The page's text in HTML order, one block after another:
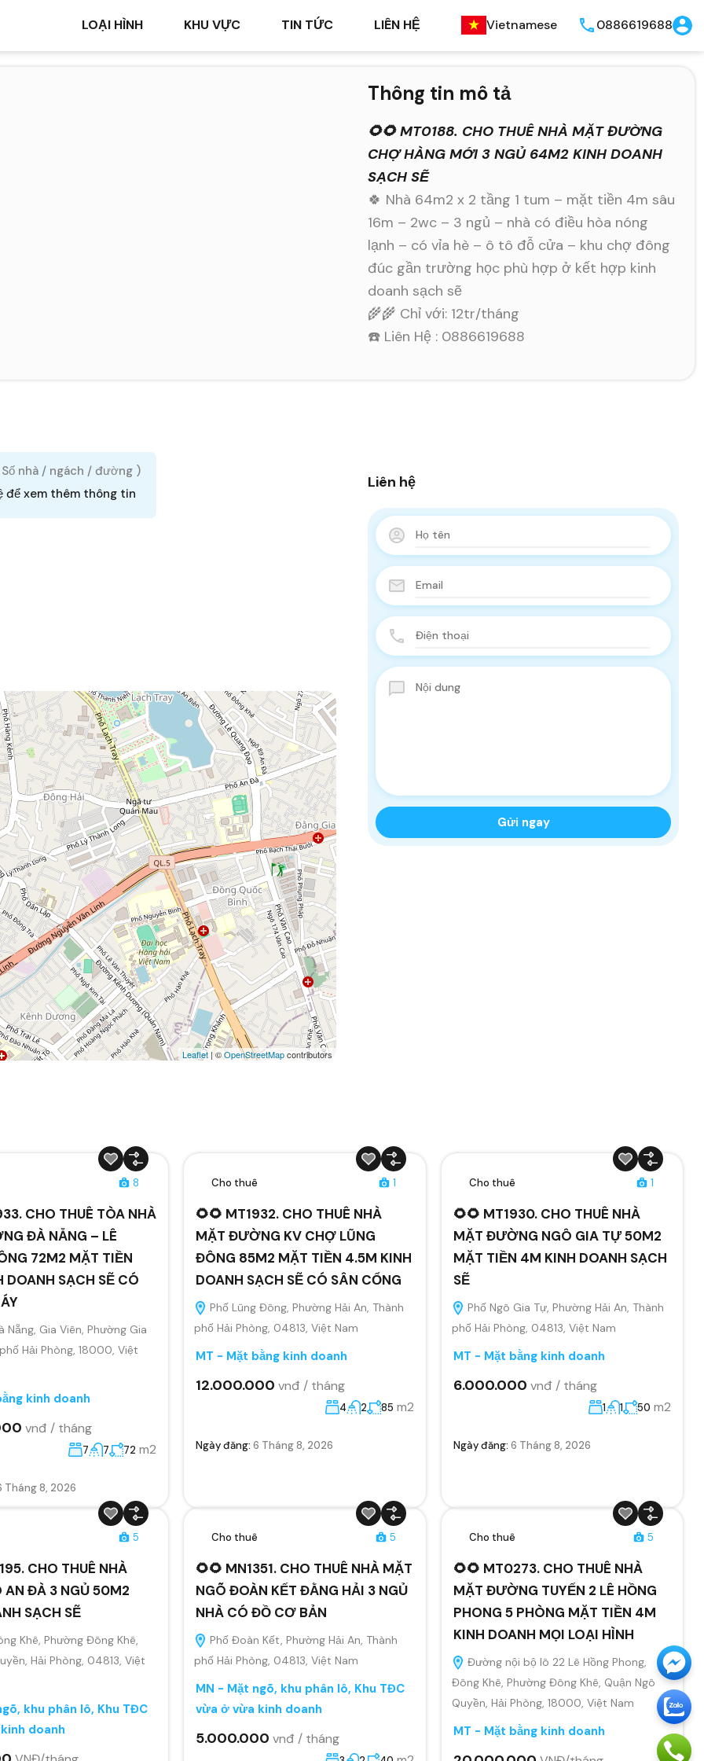
LOẠI HÌNH KHU VỰC TIN TỨC LIÊN HỆ Vietnamese 0886619688
Thông tin mô tả
🌻🌻 MT0188. CHO THUÊ NHÀ MẶT ĐƯỜNG
CHỢ HÀNG MỚI 3 NGỦ 64M2 KINH DOANH
SẠCH SẼ
🍀 Nhà 64m2 x 2 tầng 1 tum – mặt tiền 4m sâu
16m – 2wc – 3 ngủ – nhà có điều hòa nóng
lạnh – có vỉa hè – ô tô đỗ cửa – khu chợ đông
đúc gần trường học phù hợp ở kết hợp kinh
doanh sạch sẽ
🌾🌾 Chỉ với: 12tr/tháng
☎️ Liên Hệ : 0886619688
nhà / ngách / đường )
để xem thêm thông tin
Leaflet | ©OpenStreetMapcontributors
Liên hệ
8
CHO THUÊ TÒA NHÀ
ĐÀ NẴNG – LÊ
72M2 MẶT TIỀN
DOANH SẠCH SẼ CÓ
Gia Viên, Phường Gia
Hải Phòng, 18000, Việt
kinh doanh
vnđ / tháng
7 7 72 m2
Tháng 8, 2026
Cho thuê 1
🌻🌻 MT1932. CHO THUÊ NHÀ
MẶT ĐƯỜNG KV CHỢ LŨNG
ĐÔNG 85M2 MẶT TIỀN 4.5M KINH
DOANH SẠCH SẼ CÓ SÂN CỔNG
Phố Lũng Đông, Phường Hải An, Thành
phố Hải Phòng, 04813, Việt Nam
MT - Mặt bằng kinh doanh
12.000.000 vnđ / tháng
4 2 85 m2
Ngày đăng: 6 Tháng 8, 2026
Cho thuê 1
🌻🌻 MT1930. CHO THUÊ NHÀ
MẶT ĐƯỜNG NGÔ GIA TỰ 50M2
MẶT TIỀN 4M KINH DOANH SẠCH
SẼ
Phố Ngô Gia Tự, Phường Hải An, Thành
phố Hải Phòng, 04813, Việt Nam
MT - Mặt bằng kinh doanh
6.000.000 vnđ / tháng
1 1 50 m2
Ngày đăng: 6 Tháng 8, 2026
5
CHO THUÊ NHÀ
AN ĐÀ 3 NGỦ 50M2
SẠCH SẼ
Khê, Phường Đông Khê,
Hải Phòng, 04813, Việt
khu phân lô, Khu TĐC
doanh
Cho thuê 5
🌻🌻 MN1351. CHO THUÊ NHÀ MẶT
NGÕ ĐOÀN KẾT ĐẰNG HẢI 3 NGỦ
NHÀ CÓ ĐỒ CƠ BẢN
Phố Đoàn Kết, Phường Hải An, Thành
phố Hải Phòng, 04813, Việt Nam
MN - Mặt ngõ, khu phân lô, Khu TĐC
vừa ở vừa kinh doanh
5.000.000 vnđ / tháng
Cho thuê 5
🌻🌻 MT0273. CHO THUÊ NHÀ
MẶT ĐƯỜNG TUYẾN 2 LÊ HỒNG
PHONG 5 PHÒNG MẶT TIỀN 4M
KINH DOANH MỌI LOẠI HÌNH
Đường nội bộ lô 22 Lê Hồng Phong,
Đông Khê, Phường Đông Khê, Quận Ngô
Quyền, Hải Phòng, 18000, Việt Nam
MT - Mặt bằng kinh doanh